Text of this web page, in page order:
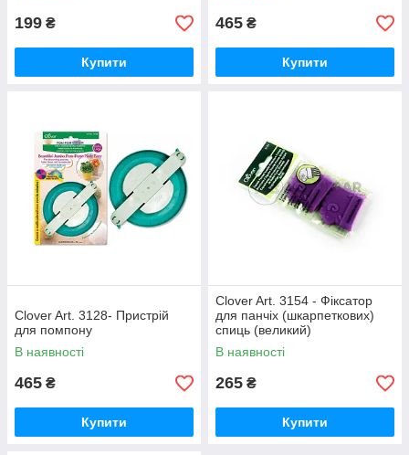
199 ₴
Купити
465 ₴
Купити
Clover Art. 3128- Пристрій
для помпону
В наявності
465 ₴
Купити
Clover Art. 3154 - Фіксатор
для панчіх (шкарпеткових)
спиць (великий)
В наявності
265 ₴
Купити